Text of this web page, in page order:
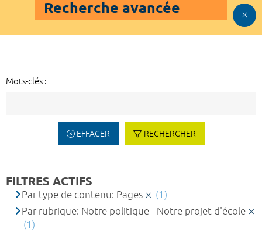
Recherche avancée
Mots-clés :
EFFACER RECHERCHER
FILTRES ACTIFS
Par type de contenu: Pages
(1)
Par rubrique: Notre politique - Notre projet d'école
(1)